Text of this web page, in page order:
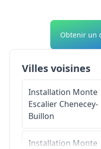
Obtenir un
Villes voisines
Installation Monte
Escalier Chenecey-
Buillon
Installation Monte